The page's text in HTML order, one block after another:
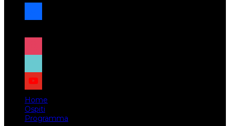
facebook
x
instagram
tiktok
youtube
Home
Ospiti
Programma